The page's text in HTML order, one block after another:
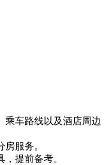
乘车路线以及酒店周边
服务。
提前备考。